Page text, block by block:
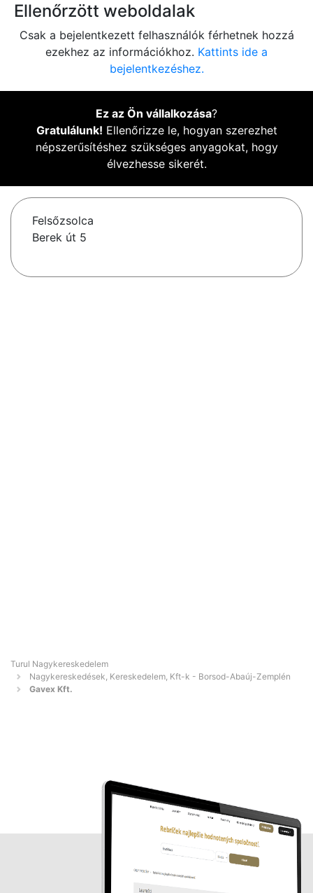
Ellenőrzött weboldalak
Csak a bejelentkezett felhasználók férhetnek hozzá
ezekhez az információkhoz. Kattints ide a
bejelentkezéshez.
Ez az Ön vállalkozása?
Gratulálunk! Ellenőrizze le, hogyan szerezhet
népszerűsítéshez szükséges anyagokat, hogy
élvezhesse sikerét.
Felsőzsolca
Berek út 5
Turul Nagykereskedelem
Nagykereskedések, Kereskedelem, Kft-k - Borsod-Abaúj-Zemplén
Gavex Kft.